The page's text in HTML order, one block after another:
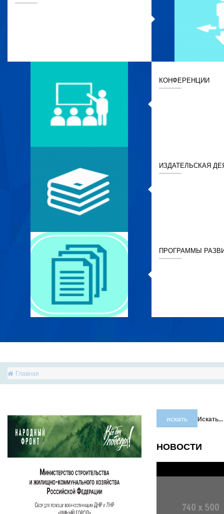
КОНФЕРЕНЦИИ
ИЗДАТЕЛЬСКАЯ
ПРОГРАММЫ
Главная
искать Искать...
НОВОСТИ